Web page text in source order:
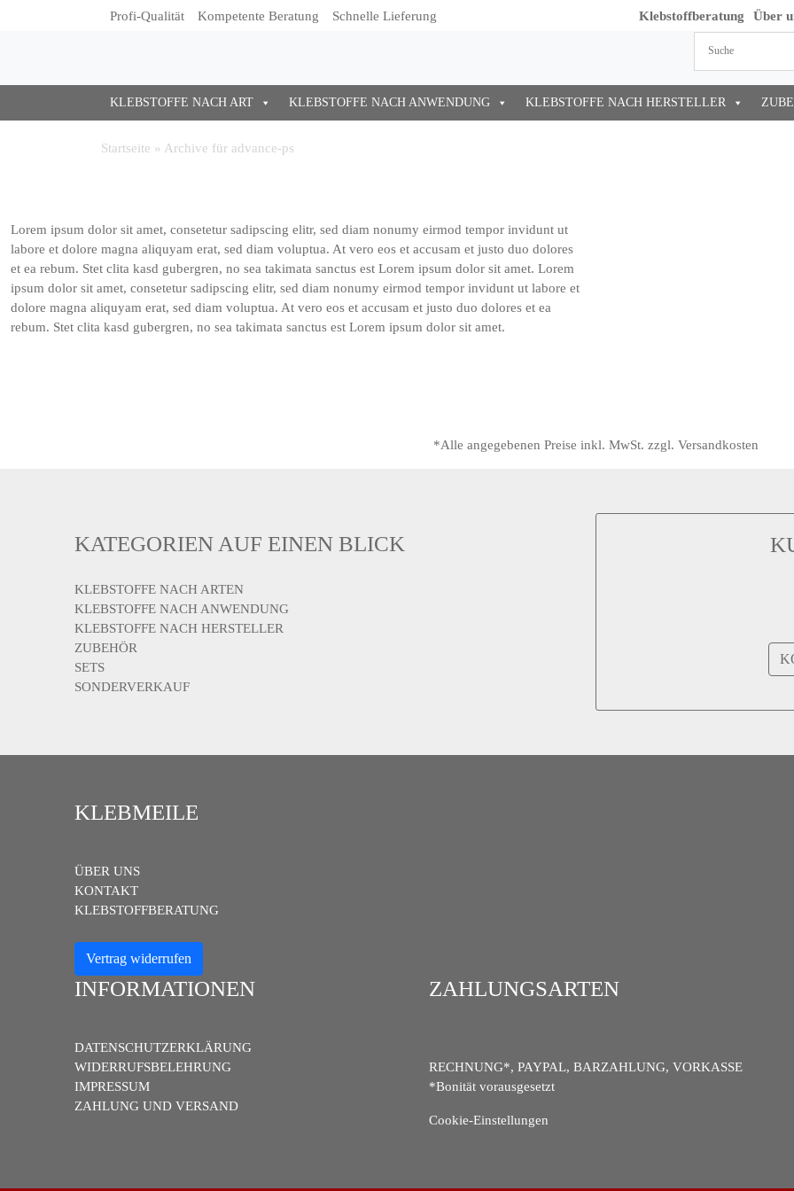
Profi-Qualität Kompetente Beratung Schnelle Lieferung Klebstoffberatung Über
KLEBSTOFFE NACH ART KLEBSTOFFE NACH ANWENDUNG KLEBSTOFFE NACH HERSTELLER
Startseite » Archive für advance-ps
Lorem ipsum dolor sit amet, consetetur sadipscing elitr, sed diam nonumy eirmod tempor invidunt ut
labore et dolore magna aliquyam erat, sed diam voluptua. At vero eos et accusam et justo duo dolores
et ea rebum. Stet clita kasd gubergren, no sea takimata sanctus est Lorem ipsum dolor sit amet. Lorem
ipsum dolor sit amet, consetetur sadipscing elitr, sed diam nonumy eirmod tempor invidunt ut labore et
dolore magna aliquyam erat, sed diam voluptua. At vero eos et accusam et justo duo dolores et ea
rebum. Stet clita kasd gubergren, no sea takimata sanctus est Lorem ipsum dolor sit amet.
*Alle angegebenen Preise inkl. MwSt. zzgl. Versandkosten
KATEGORIEN AUF EINEN BLICK
KLEBSTOFFE NACH ARTEN
KLEBSTOFFE NACH ANWENDUNG
KLEBSTOFFE NACH HERSTELLER
ZUBEHÖR
SETS
SONDERVERKAUF
KLEBMEILE
ÜBER UNS
KONTAKT
KLEBSTOFFBERATUNG
Vertrag widerrufen
INFORMATIONEN
DATENSCHUTZERKLÄRUNG
WIDERRUFSBELEHRUNG
IMPRESSUM
ZAHLUNG UND VERSAND
ZAHLUNGSARTEN
RECHNUNG*, PAYPAL, BARZAHLUNG, VORKASSE
*Bonität vorausgesetzt
Cookie-Einstellungen